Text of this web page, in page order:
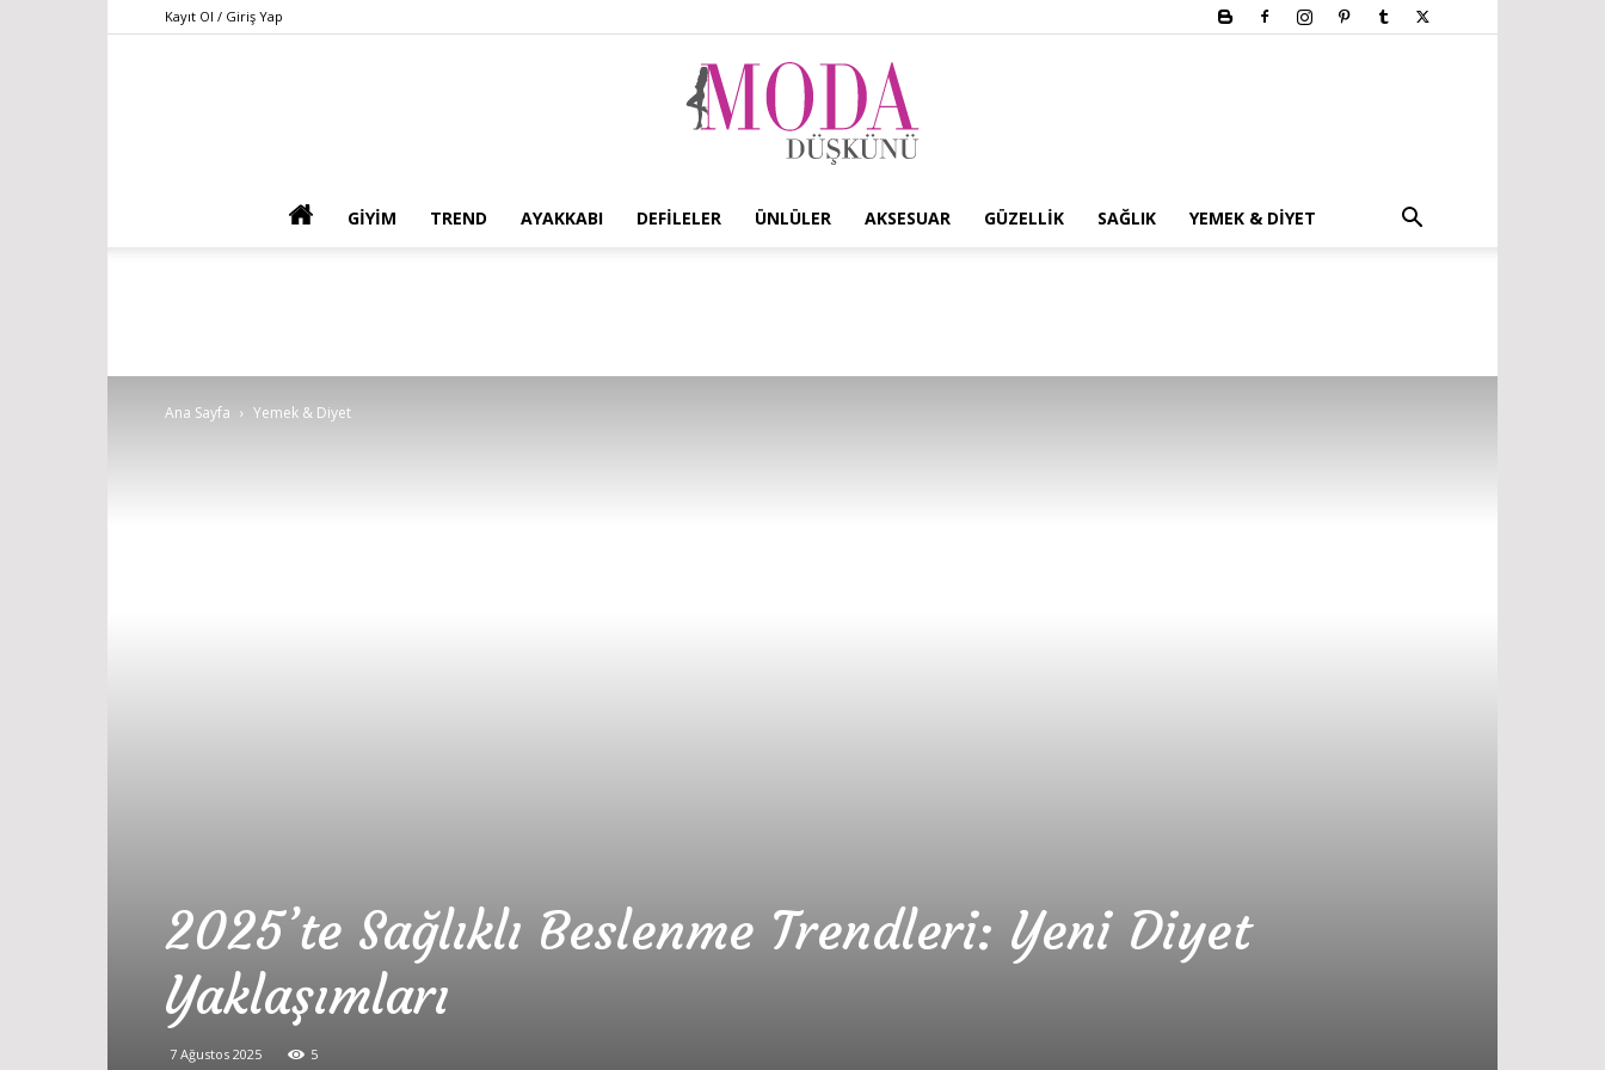
Kayıt Ol / Giriş Yap
GIYIM TREND AYAKKABI DEFILELER ÜNLÜLER AKSESUAR GÜZELLIK SAĞLIK YEMEK & DIYET
Ana Sayfa Yemek & Diyet
2025’te Sağlıklı Beslenme Trendleri: Yeni Diyet
Yaklaşımları
7 Ağustos 2025 5